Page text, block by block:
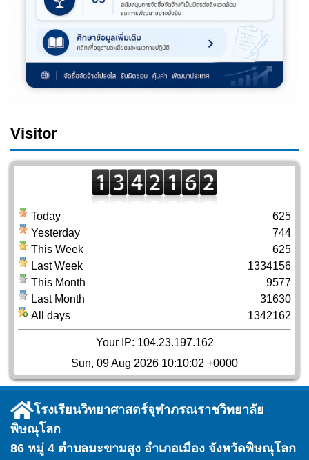
Visitor
Today
Yesterday
This Week
Last Week
This Month
Last Month
All days
625
744
625
1334156
9577
31630
1342162
Your IP: 104.23.197.162
Sun, 09 Aug 2026 10:10:02 +0000
โรงเรียนวิทยาศาสตร์จุฬาภรณราชวิทยาลัย
พิษณุโลก
86 หมู่ 4 ตำบลมะขามสูง อำเภอเมือง จังหวัดพิษณุโลก